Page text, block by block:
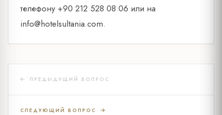
телефону +90 212 528 08 06 или на
info@hotelsultania.com.
ПРЕДЫДУЩИЙ ВОПРОС
СЛЕДУЮЩИЙ ВОПРОС